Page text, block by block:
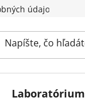
údajov
Laboratórium